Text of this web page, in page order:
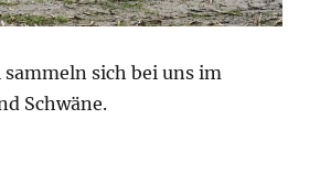
sich bei uns im
Schwäne.
Sorge“